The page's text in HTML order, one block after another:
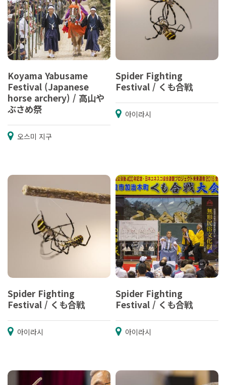
Koyama Yabusame
Festival (Japanese
horse archery) / 高山や
ぶさめ祭
오스미 지구
Spider Fighting
Festival / くも合戦
아이라시
Spider Fighting
Festival / くも合戦
아이라시
Spider Fighting
Festival / くも合戦
아이라시